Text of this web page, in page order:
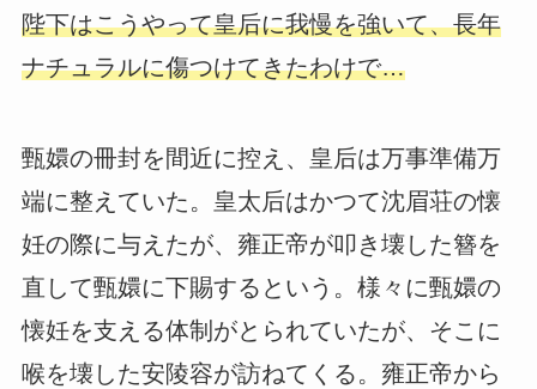
陛下はこうやって皇后に我慢を強いて、長年
ナチュラルに傷つけてきたわけで…
甄嬛の冊封を間近に控え、皇后は万事準備万
端に整えていた。皇太后はかつて沈眉荘の懐
妊の際に与えたが、雍正帝が叩き壊した簪を
直して甄嬛に下賜するという。様々に甄嬛の
懐妊を支える体制がとられていたが、そこに
喉を壊した安陵容が訪ねてくる。雍正帝から